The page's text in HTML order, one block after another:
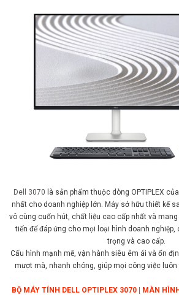
Dell 3070 là sản phẩm thuộc dòng OPTIPLEX
nhất cho doanh nghiệp lớn. Máy sở hữu thiết kế
vô cùng cuốn hút, chất liệu cao cấp nhất và
tiến để đáp ứng cho mọi loại hình doanh nghiệp,
trọng và cao cấp.
Cấu hình mạnh mẽ, vận hành siêu êm ái và ổn
mượt mà, nhanh chóng, giúp mọi công việc luôn
BỘ MÁY TÍNH DELL OPTIPLEX 3070 | MÀN